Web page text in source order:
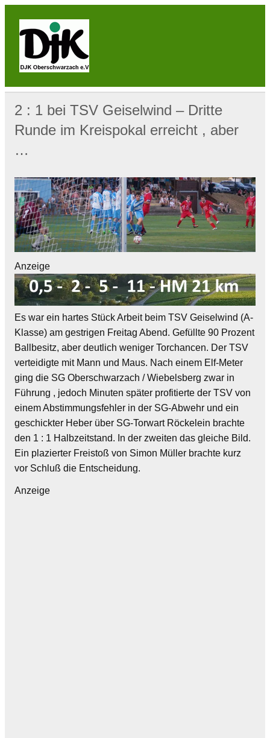
Skip
BEWEGEN! … Sport & Engagement
2 : 1 bei TSV Geiselwind – Dritte
Runde im Kreispokal erreicht , aber
…
Anzeige
Es war ein hartes Stück Arbeit beim TSV Geiselwind (A-
Klasse) am gestrigen Freitag Abend. Gefüllte 90 Prozent
Ballbesitz, aber deutlich weniger Torchancen. Der TSV
verteidigte mit Mann und Maus. Nach einem Elf-Meter
ging die SG Oberschwarzach / Wiebelsberg zwar in
Führung , jedoch Minuten später profitierte der TSV von
einem Abstimmungsfehler in der SG-Abwehr und ein
geschickter Heber über SG-Torwart Röckelein brachte
den 1 : 1 Halbzeitstand. In der zweiten das gleiche Bild.
Ein plazierter Freistoß von Simon Müller brachte kurz
vor Schluß die Entscheidung.
Anzeige